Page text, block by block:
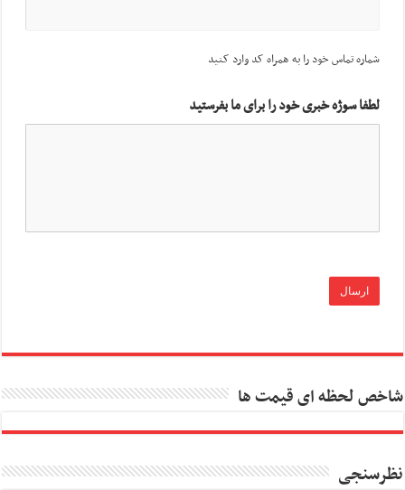
شماره تماس خود را به همراه کد وارد کنید
لطفا سوژه خبری خود را برای ما بفرستید
شاخص لحظه ای قیمت ها
نظرسنجی